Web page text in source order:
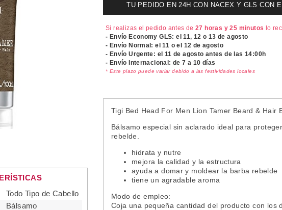
Todo Tipo de Cabello
Bálsamo
TU PEDIDO EN 24H CON NACEX Y GLS CON
Si realizas el pedido antes de27 horas y 25 minutos lo
- Envío Economy GLS: el11, 12 o 13 de agosto
- Envío Normal: el11 o el 12 de agosto
- Envío Urgente: el 11 de agosto antes de las 14:00h
- Envío Internacional: de 7 a 10 días
* Este plazo puede variar debido a las festividades locales
Tigi Bed Head For Men Lion Tamer Beard & Hair
Bálsamo especial sin aclarado ideal para
rebelde.
hidrata y nutre
mejora la calidad y la estructura
ayuda a domar y moldear la barba rebelde
tiene un agradable aroma
Modo de empleo:
Coja una pequeña cantidad del producto con los